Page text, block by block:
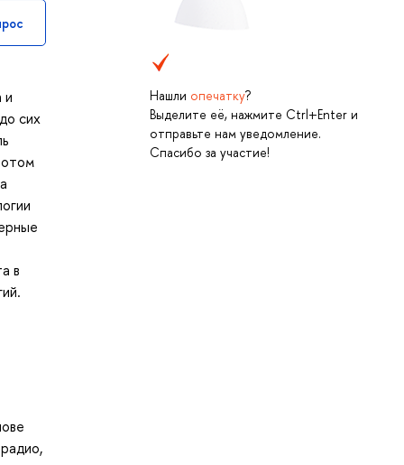
Нашли опечатку?
Выделите её, нажмите Ctrl+Enter и
отправьте нам уведомление.
Спасибо за участие!
и
сих
в